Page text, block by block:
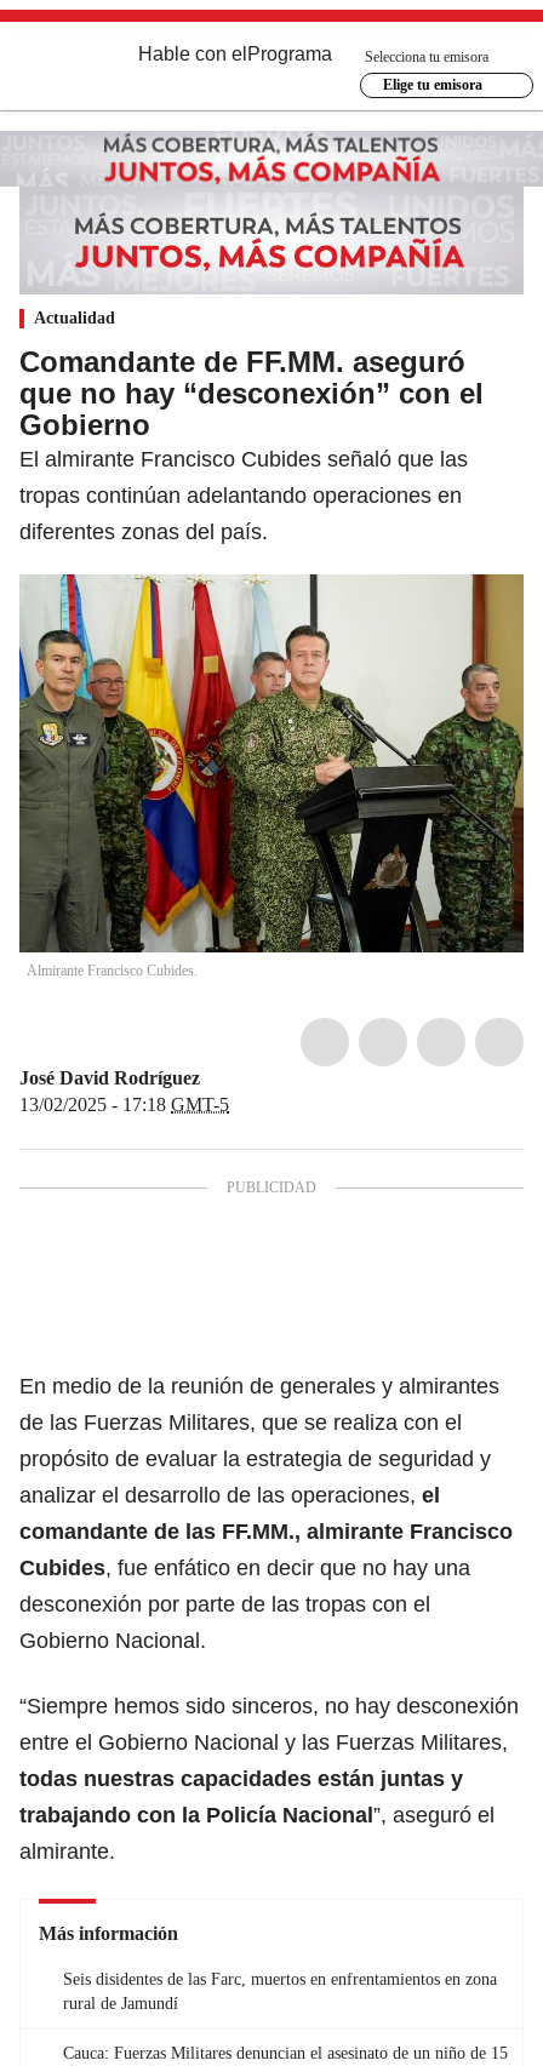
Hable con el Programa
Selecciona tu emisora
Elige tu emisora
Actualidad
Comandante de FF.MM. aseguró
que no hay “desconexión” con el
Gobierno
El almirante Francisco Cubides señaló que las
tropas continúan adelantando operaciones en
diferentes zonas del país.
Almirante Francisco Cubides.
José David Rodríguez
13/02/2025 - 17:18 GMT-5
En medio de la reunión de generales y almirantes
de las Fuerzas Militares, que se realiza con el
propósito de evaluar la estrategia de seguridad y
analizar el desarrollo de las operaciones, el
comandante de las FF.MM., almirante Francisco
Cubides, fue enfático en decir que no hay una
desconexión por parte de las tropas con el
Gobierno Nacional.
“Siempre hemos sido sinceros, no hay desconexión
entre el Gobierno Nacional y las Fuerzas Militares,
todas nuestras capacidades están juntas y
trabajando con la Policía Nacional”, aseguró el
almirante.
Más información
Seis disidentes de las Farc, muertos en enfrentamientos en zona
rural de Jamundí
Cauca: Fuerzas Militares denuncian el asesinato de un niño de 15